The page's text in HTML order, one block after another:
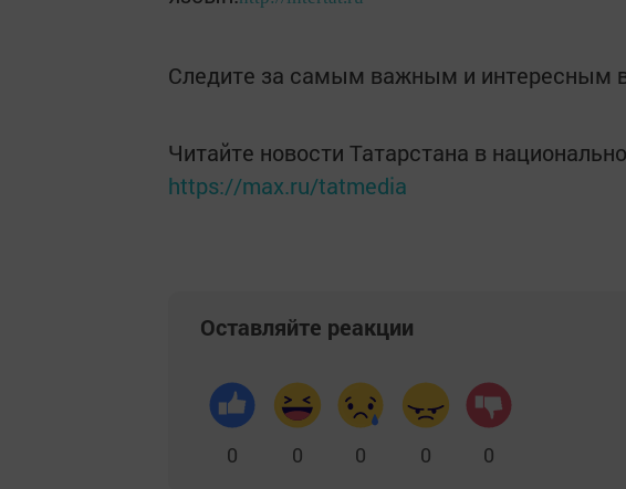
Следите за самым важным и интересным
Читайте новости Татарстана в
https://max.ru/tatmedia
Оставляйте реакции
0 0 0 0 0